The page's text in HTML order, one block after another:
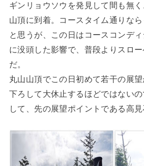
ギンリョウソウを発見して間も無
山頂に到着。コースタイム通りな
と思うが、この日はコースコンデ
に没頭した影響で、普段よりスロ
だ。
丸山山頂でこの日初めて若干の展
下ろして大休止するほどではない
して、先の展望ポイントである高見